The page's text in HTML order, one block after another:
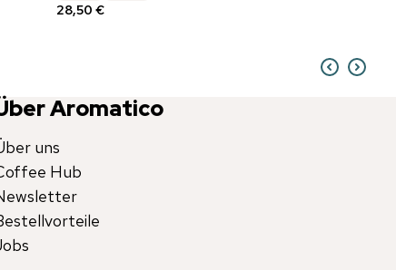
28,50 €
Aromatico
uns
Hub